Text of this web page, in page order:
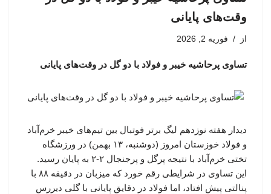
وقت‌های پایانی
از فوریه 2, 2026
تساوی پرحاشیه خیبر و فولاد با دو گل در وقت‌های پایانی
دیدار هفته نوزدهم لیگ برتر فوتبال بین تیم‌های خیبر خرم‌آباد
و فولاد خوزستان امروز (دوشنبه، ۱۳ بهمن) در ورزشگاه
تختی خرم‌آباد با نتیجه پرگل و پرجنجال ۲-۲ به پایان رسید.
این تساوی در شرایطی رقم خورد که میزبان در دقیقه ۸۸ با
پنالتی پیش افتاد، اما فولاد در دقایق پایانی با گلی دیررس